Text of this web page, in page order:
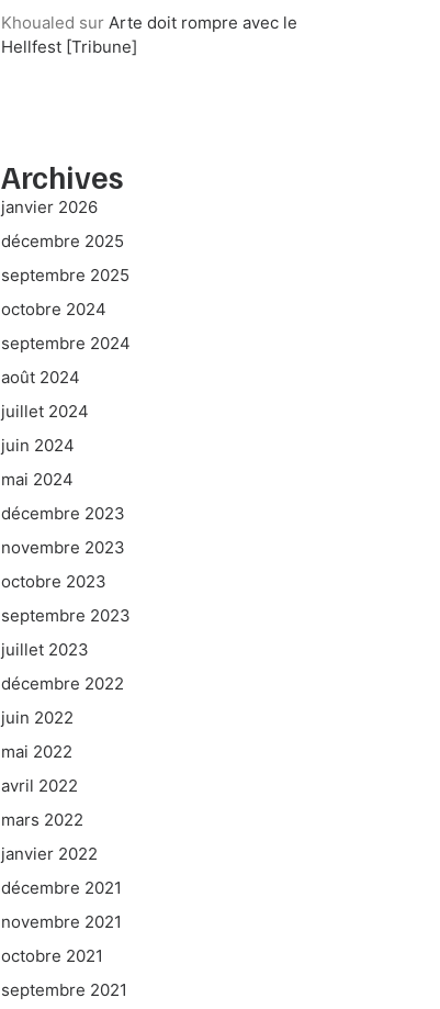
Khoualed sur Arte doit rompre avec le
Hellfest [Tribune]
Archives
janvier 2026
décembre 2025
septembre 2025
octobre 2024
septembre 2024
août 2024
juillet 2024
juin 2024
mai 2024
décembre 2023
novembre 2023
octobre 2023
septembre 2023
juillet 2023
décembre 2022
juin 2022
mai 2022
avril 2022
mars 2022
janvier 2022
décembre 2021
novembre 2021
octobre 2021
septembre 2021